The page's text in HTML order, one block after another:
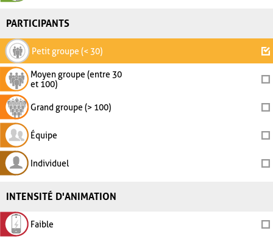
PARTICIPANTS
Petit groupe (< 30)
Moyen groupe (entre 30
et 100)
Grand groupe (> 100)
Équipe
Individuel
INTENSITÉ D'ANIMATION
Faible